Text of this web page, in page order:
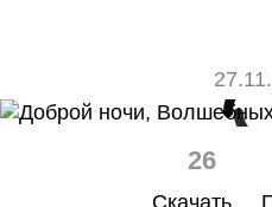
26
Скачать